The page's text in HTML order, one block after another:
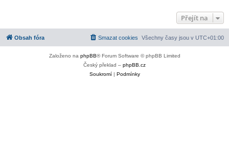
Přejít na
Obsah fóra Všechny časy jsou v UTC+01:00
Smazat cookies
Založeno na phpBB® Forum Software © phpBB Limited
Český překlad – phpBB.cz
Soukromí| Podmínky